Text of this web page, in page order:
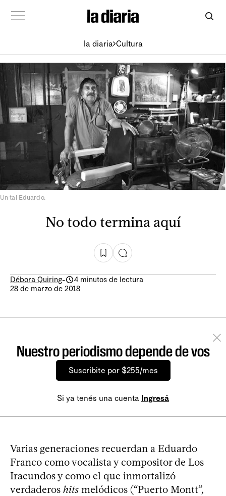
la diaria Cultura
Un tal Eduardo.
No todo termina aquí
Débora Quiring-
4 minutos de lectura
28 de marzo de 2018
Nuestro periodismo depende de vos
Suscribite por $255/mes
Si ya tenés una cuenta Ingresá
Varias generaciones recuerdan a Eduardo
Franco como vocalista y compositor de Los
Iracundos y como el que inmortalizó
verdaderos hits melódicos (“Puerto Montt”,